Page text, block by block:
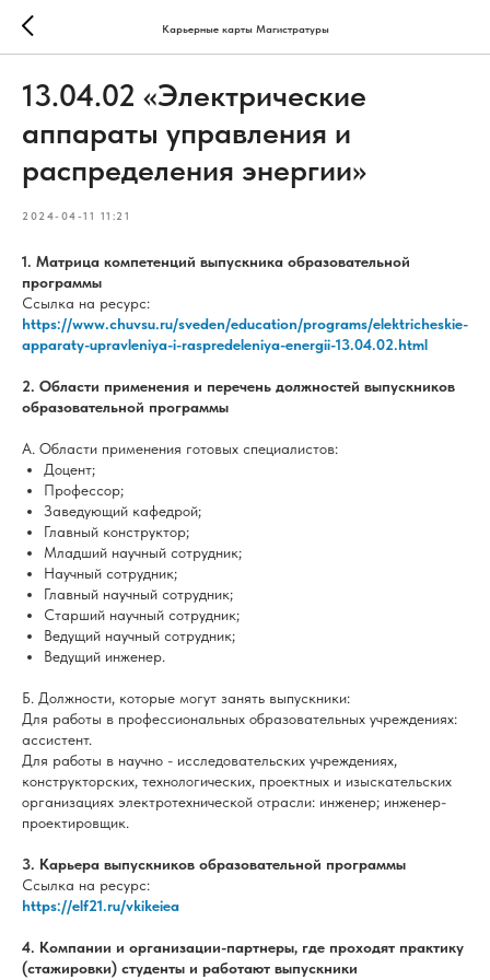
Карьерные карты Магистратуры
13.04.02 «Электрические
аппараты управления и
распределения энергии»
2024-04-11 11:21
1. Матрица компетенций выпускника образовательной
программы
Ссылка на ресурс:
https://www.chuvsu.ru/sveden/education/programs/elektricheskie-
apparaty-upravleniya-i-raspredeleniya-energii-13.04.02.html
2. Области применения и перечень должностей выпускников
образовательной программы
А. Области применения готовых специалистов:
Доцент;
Профессор;
Заведующий кафедрой;
Главный конструктор;
Младший научный сотрудник;
Научный сотрудник;
Главный научный сотрудник;
Старший научный сотрудник;
Ведущий научный сотрудник;
Ведущий инженер.
Б. Должности, которые могут занять выпускники:
Для работы в профессиональных образовательных учреждениях:
ассистент.
Для работы в научно - исследовательских учреждениях,
конструкторских, технологических, проектных и изыскательских
организациях электротехнической отрасли: инженер; инженер-
проектировщик.
3. Карьера выпускников образовательной программы
Ссылка на ресурс:
https://elf21.ru/vkikeiea
4. Компании и организации-партнеры, где проходят практику
(стажировки) студенты и работают выпускники